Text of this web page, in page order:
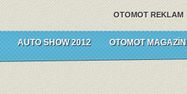
OTOMOT REKLAM
AUTO SHOW 2012 OTOMOT MAGAZIN